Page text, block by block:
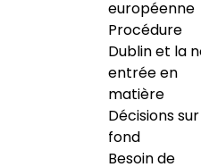
européenne
Procédure
Dublin et la
entrée en
matière
Décisions
fond
Besoin de